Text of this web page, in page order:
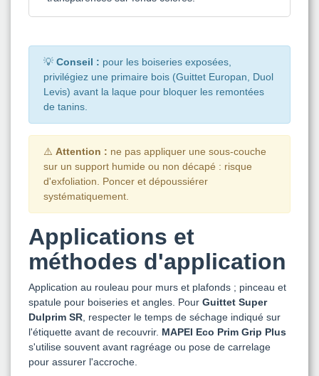
💡 Conseil : pour les boiseries exposées,
privilégiez une primaire bois (Guittet Europan, Duol
Levis) avant la laque pour bloquer les remontées
de tanins.
⚠️ Attention : ne pas appliquer une sous-couche
sur un support humide ou non décapé : risque
d'exfoliation. Poncer et dépoussiérer
systématiquement.
Applications et
méthodes d'application
Application au rouleau pour murs et plafonds ; pinceau et
spatule pour boiseries et angles. Pour Guittet Super
Dulprim SR , respecter le temps de séchage indiqué sur
l'étiquette avant de recouvrir. MAPEI Eco Prim Grip Plus
s'utilise souvent avant ragréage ou pose de carrelage
pour assurer l'accroche.